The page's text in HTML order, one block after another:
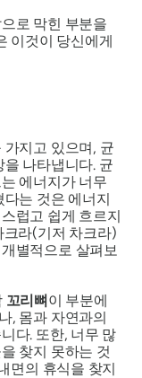
로 막힌 부분을
이것이 당신에게
지고 있으며, 균
나타냅니다. 균
에너지가 너무
는 것은 에너지
럽고 쉽게 흐르지
크라(기저 차크라)
별적으로 살펴보
꼬리뼈이 부분에
, 몸과 자연과의
다. 또한, 너무 많
찾지 못하는 것
면의 휴식을 찾지